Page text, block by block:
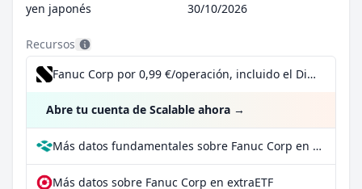
yen japonés
30/10/2026
Recursos
Fanuc Corp por 0,99 €/operación, incluido el Dividend Reinvestment Plan
Abre tu cuenta de Scalable ahora →
Más datos fundamentales sobre Fanuc Corp en Parqet
Más datos sobre Fanuc Corp en extraETF